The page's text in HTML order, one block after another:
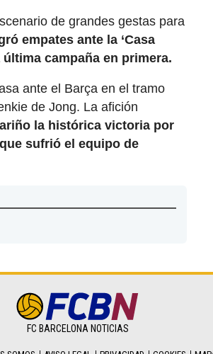
de grandes gestas para
empates ante la ‘Casa
última campaña en primera.
ante el Barça en el tramo
de Jong. La afición
la histórica victoria por
sufrió el equipo de
FC BARCELONA NOTICIAS